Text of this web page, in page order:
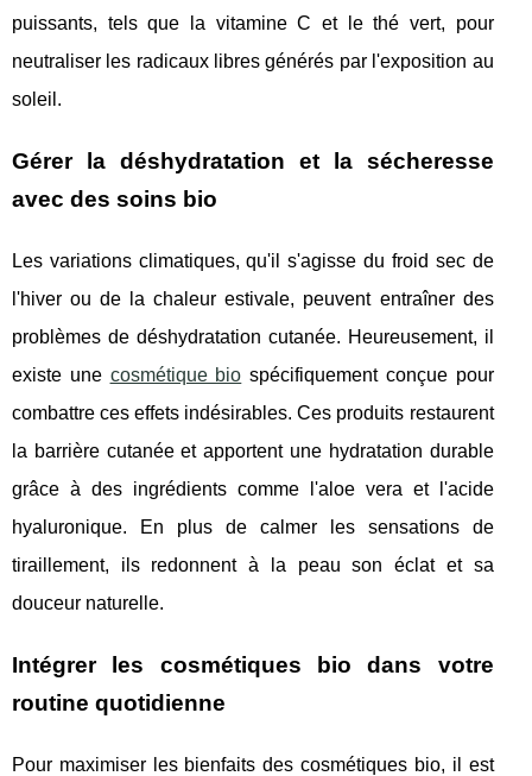
puissants, tels que la vitamine C et le thé vert, pour
neutraliser les radicaux libres générés par l'exposition au
soleil.
Gérer la déshydratation et la sécheresse
avec des soins bio
Les variations climatiques, qu'il s'agisse du froid sec de
l'hiver ou de la chaleur estivale, peuvent entraîner des
problèmes de déshydratation cutanée. Heureusement, il
existe une cosmétique bio spécifiquement conçue pour
combattre ces effets indésirables. Ces produits restaurent
la barrière cutanée et apportent une hydratation durable
grâce à des ingrédients comme l'aloe vera et l'acide
hyaluronique. En plus de calmer les sensations de
tiraillement, ils redonnent à la peau son éclat et sa
douceur naturelle.
Intégrer les cosmétiques bio dans votre
routine quotidienne
Pour maximiser les bienfaits des cosmétiques bio, il est